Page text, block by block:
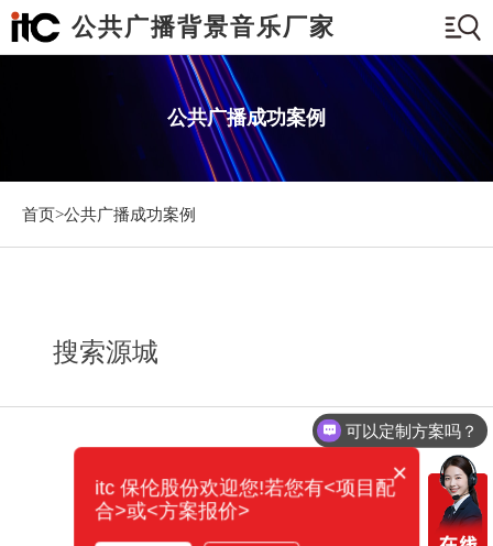
公共广播背景音乐厂家
公共广播成功案例
首页>公共广播成功案例
搜索源城
可以定制方案吗？
×
itc 保伦股份欢迎您!若您有<项目配
合>或<方案报价>